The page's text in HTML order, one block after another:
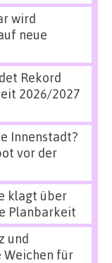
wird
neue
Rekord
2026/2027
Innenstadt?
vor der
klagt über
Planbarkeit
und
Weichen für